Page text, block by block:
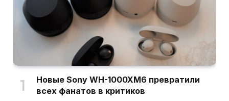
Новые Sony WH-1000XM6 превратили
всех фанатов в критиков